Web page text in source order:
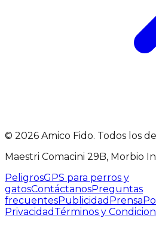
© 2026 Amico Fido. Todos los
Maestri Comacini 29B, Morbio
PeligrosGPS para perros y
gatosContáctanosPreguntas
frecuentesPublicidad Prensa
Privacidad Términos y